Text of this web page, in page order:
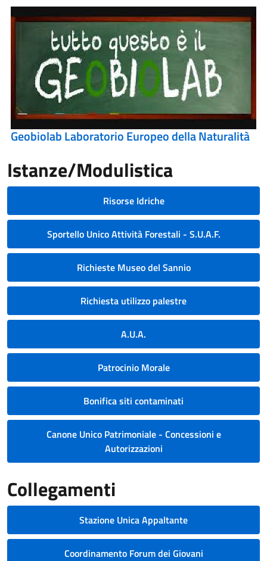
Geobiolab Laboratorio Europeo della Naturalità
Istanze/Modulistica
Risorse Idriche
Sportello Unico Attività Forestali - S.U.A.F.
Richieste Museo del Sannio
Richiesta utilizzo palestre
A.U.A.
Patrocinio Morale
Bonifica siti contaminati
Canone Unico Patrimoniale - Concessioni e
Autorizzazioni
Collegamenti
Stazione Unica Appaltante
Coordinamento Forum dei Giovani